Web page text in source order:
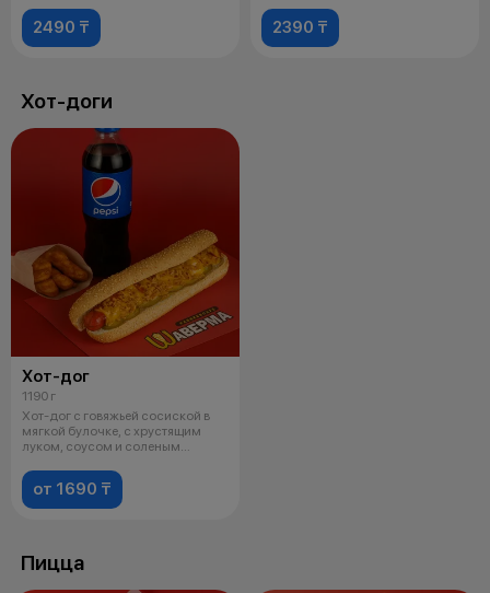
2490 ₸ 2390 ₸
Хот-доги
Хот-дог
1190 г
Хот-дог с говяжьей сосиской в
мягкой булочке, с хрустящим
луком, соусом и соленым
от 1690 ₸
Пицца